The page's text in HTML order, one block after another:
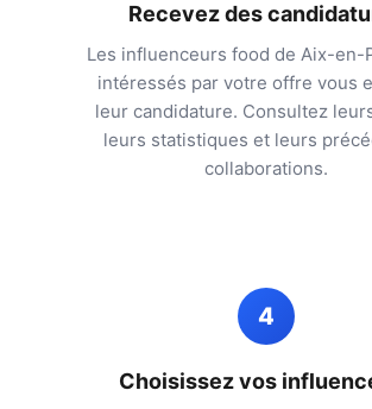
Recevez des
Les influenceurs food de Aix-en-
intéressés par votre offre vous
leur candidature. Consultez
leurs statistiques et leurs
collaborations.
4
Choisissez vos